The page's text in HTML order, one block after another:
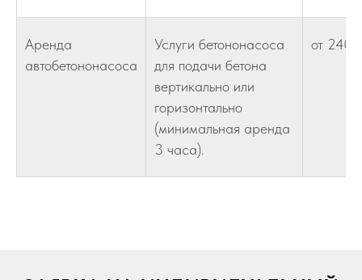
Аренда
автобетононасоса
Услуги бетононасоса
для подачи бетона
вертикально или
горизонтально
(минимальная аренда
3 часа).
от 240